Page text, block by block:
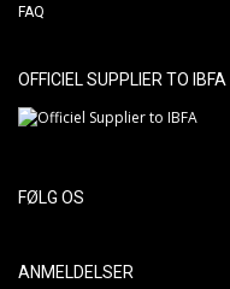
FAQ
OFFICIEL SUPPLIER TO IBFA
FØLG OS
ANMELDELSER